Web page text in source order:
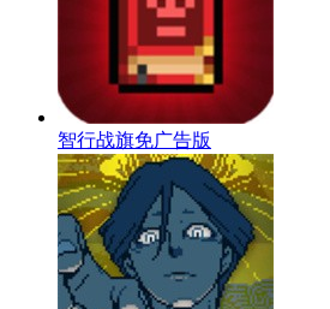
智行战旗免广告版